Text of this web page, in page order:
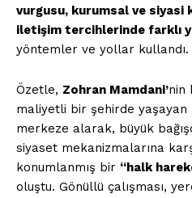
vurgusu, kurumsal ve siyasi
iletişim tercihlerinde farklı
yöntemler ve yollar kullandı.
Özetle, Zohran Mamdani’nin
maliyetli bir şehirde yaşayan
merkeze alarak, büyük
siyaset mekanizmalarına
konumlanmış bir “halk
oluştu. Gönüllü çalışması,